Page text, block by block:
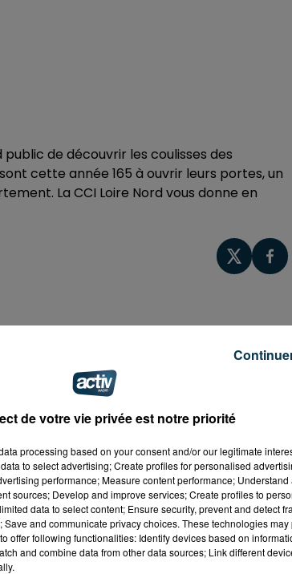
de découvrir les coulisses des
cette année 165 à ouvrir leurs portes, un
La CCI Loire Nord vous donne en
de votre vie privée est notre priorité
processing based on your consent and/or our legitimate
to select advertising; Create profiles for personalised
performance; Measure content performance;
sources; Develop and improve services; Create profiles to
data to select content; Ensure security, prevent and detect
and communicate privacy choices. These technologies
offer following functionalities: Identify devices based on
and combine data from other data sources; Link different